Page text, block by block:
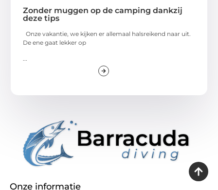
Zonder muggen op de camping dankzij
deze tips
Onze vakantie, we kijken er allemaal halsreikend naar uit.
De ene gaat lekker op
Onze informatie